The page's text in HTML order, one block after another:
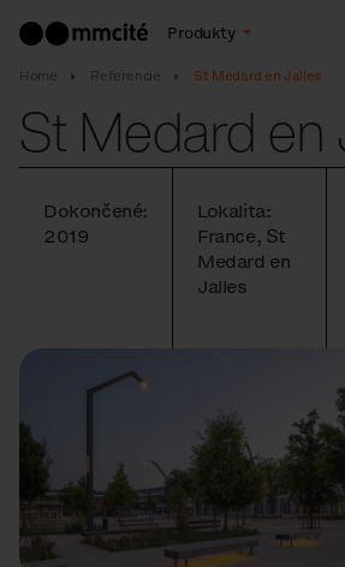
Produkty
Home Referencie St Medard en Jalles
St Medard en
Dokončené:
2019
Lokalita:
France, St
Medard en
Jalles
Predchádzajúci